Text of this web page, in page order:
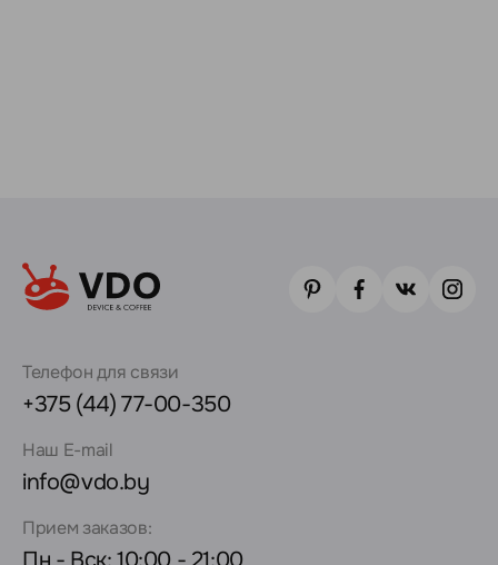
Телефон для связи
+375 (44) 77-00-350
Наш E-mail
info@vdo.by
Прием заказов: